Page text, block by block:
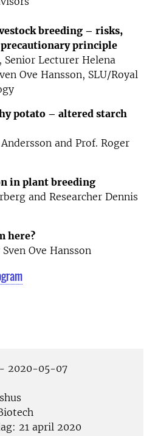
breeding – risks,
principle
Senior Lecturer Helena
Ove Hansson, SLU/Royal
potato – altered starch
and Prof. Roger
in plant breeding
and Researcher Dennis
here?
Ove Hansson
2020-05-07
21 april 2020